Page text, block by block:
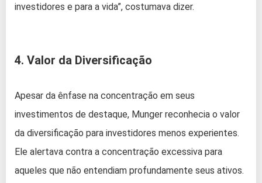
investidores e para a vida”, costumava dizer.
4. Valor da Diversificação
Apesar da ênfase na concentração em seus
investimentos de destaque, Munger reconhecia o valor
da diversificação para investidores menos experientes.
Ele alertava contra a concentração excessiva para
aqueles que não entendiam profundamente seus ativos.